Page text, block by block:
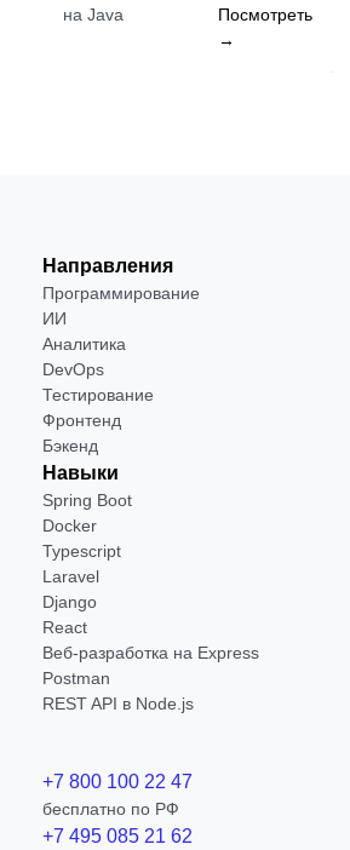
на Java
Посмотреть
→
Направления
Программирование
ИИ
Аналитика
DevOps
Тестирование
Фронтенд
Бэкенд
Навыки
Spring Boot
Docker
Typescript
Laravel
Django
React
Веб-разработка на Express
Postman
REST API в Node.js
+7 800 100 22 47
бесплатно по РФ
+7 495 085 21 62